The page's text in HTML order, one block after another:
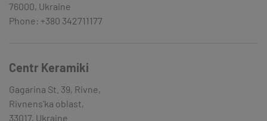
76000, Ukraine
Phone: +380 342711177
Centr Keramiki
Gagarina St. 39, Rivne,
Rivnens'ka oblast,
33017, Ukraine